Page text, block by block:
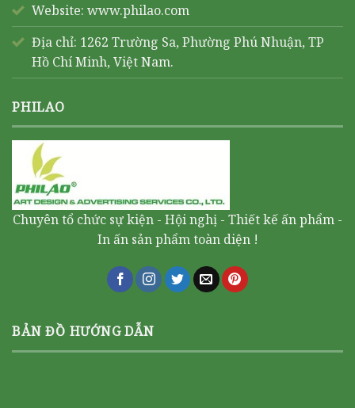
Website: www.philao.com
Địa chỉ: 1262 Trường Sa, Phường Phú Nhuận, TP
Hồ Chí Minh, Việt Nam.
PHILAO
Chuyên tổ chức sự kiện - Hội nghị - Thiết kế ấn phẩm -
In ấn sản phẩm toàn diện !
BẢN ĐỒ HƯỚNG DẪN